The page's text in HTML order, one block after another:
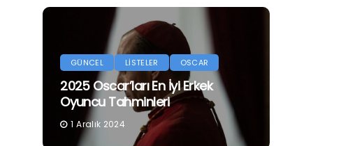
GÜNCEL LİSTELER OSCAR
2025 Oscar’ları En İyi Erkek
Oyuncu Tahminleri
1 Aralık 2024